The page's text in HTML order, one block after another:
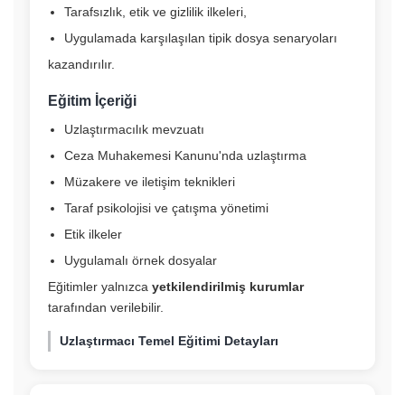
Tarafsızlık, etik ve gizlilik ilkeleri,
Uygulamada karşılaşılan tipik dosya senaryoları
kazandırılır.
Eğitim İçeriği
Uzlaştırmacılık mevzuatı
Ceza Muhakemesi Kanunu'nda uzlaştırma
Müzakere ve iletişim teknikleri
Taraf psikolojisi ve çatışma yönetimi
Etik ilkeler
Uygulamalı örnek dosyalar
Eğitimler yalnızca yetkilendirilmiş kurumlar
tarafından verilebilir.
Uzlaştırmacı Temel Eğitimi Detayları